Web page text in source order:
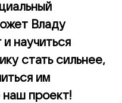
Владу
научиться
стать сильнее,
им
проект!